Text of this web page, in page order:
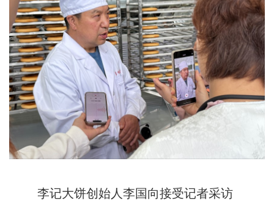
李记大饼创始人李国向接受记者采访